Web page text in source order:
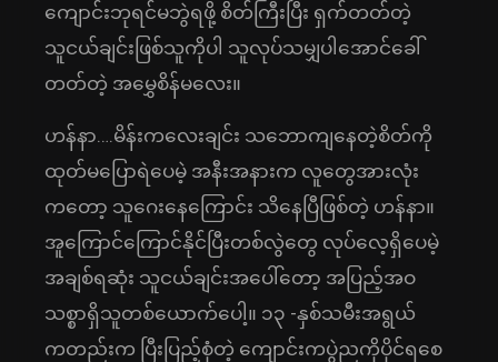
ကျောင်းဘုရင်မဘွဲရဖို့ စိတ်ကြီးပြီး ရှက်တတ်တဲ့
သူငယ်ချင်းဖြစ်သူကိုပါ သူလုပ်သမျှပါအောင်ခေါ်
တတ်တဲ့ အမွှေစိန်မလေး။
ဟန်နာ….မိန်းကလေးချင်း သဘောကျနေတဲ့စိတ်ကို
ထုတ်မပြောရဲပေမဲ့ အနီးအနားက လူတွေအားလုံး
ကတော့ သူဂေးနေကြောင်း သိနေပြီဖြစ်တဲ့ ဟန်နာ။
အူကြောင်ကြောင်နိုင်ပြီးတစ်လွဲတွေ လုပ်လေ့ရှိပေမဲ့
အချစ်ရဆုံး သူငယ်ချင်းအပေါ်တော့ အပြည့်အဝ
သစ္စာရှိသူတစ်ယောက်ပေါ့။ ၁၃ -နှစ်သမီးအရွယ်
ကတည်းက ပြီးပြည့်စုံတဲ့ ကျောင်းကပွဲညကိုပိုင်ရစေ